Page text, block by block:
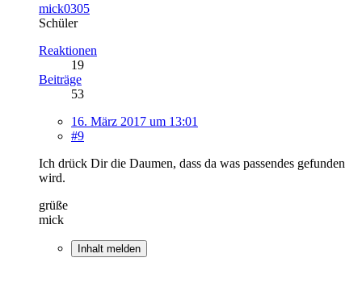
mick0305
Schüler
Reaktionen
19
Beiträge
53
16. März 2017 um 13:01
#9
Ich drück Dir die Daumen, dass da was passendes gefunden
wird.
grüße
mick
Inhalt melden